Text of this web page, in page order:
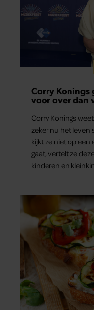
Corry Konings
voor over dan
Corry Konings
zeker nu het leven
kijkt ze niet op een
gaat, vertelt ze
kinderen en